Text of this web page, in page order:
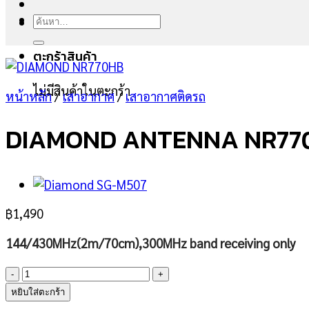
ตะกร้าสินค้า
ไม่มีสินค้าในตะกร้า
ค้นหา:
หน้าหลัก/เสาอากาศ /เสาอากาศติดรถ
DIAMOND ANTENNA
฿1,490
144/430MHz(2m/70cm),300MHz band receiving only
จำนวน
DIAMOND
ANTENNA
หยิบใส่ตะกร้า